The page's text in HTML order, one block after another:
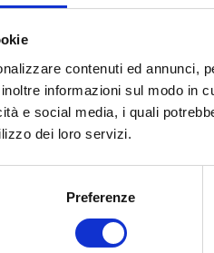
contenuti ed annunci,
informazioni sul modo in
e social media, i quali
dei loro servizi.
Preferenze